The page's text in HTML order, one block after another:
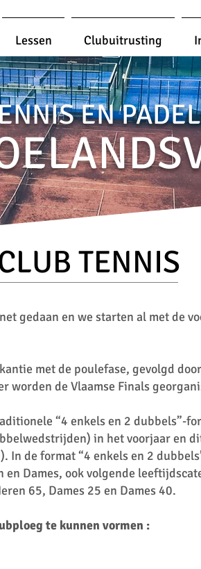
Lessen Clubuitrusting
EN
TENNIS
gedaan en we starten al met de
met de poulefase, gevolgd
worden de Vlaamse Finals
“4 enkels en 2 dubbels”-
in het voorjaar en
In de format “4 enkels en 2
en Dames, ook volgende
65, Dames 25 en Dames 40.
te kunnen vormen :